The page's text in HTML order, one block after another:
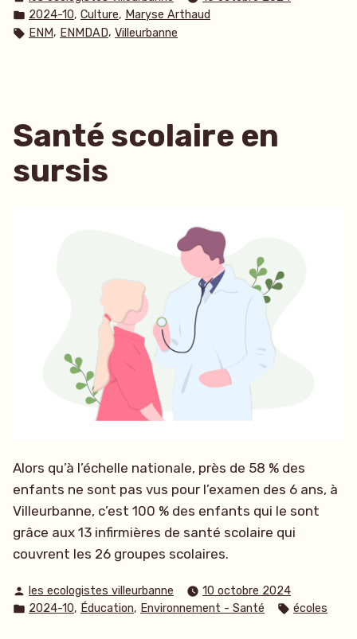
par
Publié
dans
2024-10, Culture, Maryse Arthaud
Étiquettes :
ENM, ENMDAD, Villeurbanne
Santé scolaire en
sursis
Alors qu’à l’échelle nationale, près de 58 % des
enfants ne sont pas vus pour l’examen des 6 ans, à
Villeurbanne, c’est 100 % des enfants qui le sont
grâce aux 13 infirmières de santé scolaire qui
couvrent les 26 groupes scolaires.
Publié
par
les ecologistes villeurbanne
10 octobre 2024
Publié
2024-10, Éducation, Environnement - Santé Étiquettes :
écoles